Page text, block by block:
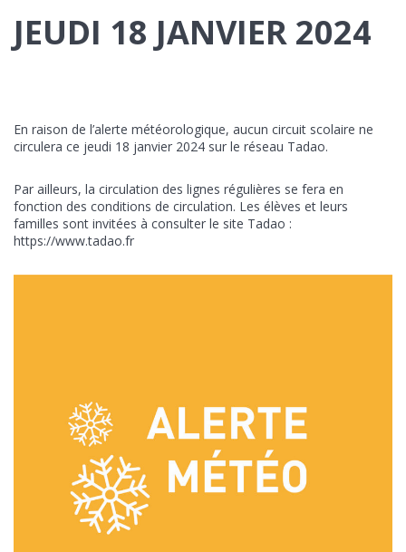
JEUDI 18 JANVIER 2024
En raison de l’alerte météorologique, aucun circuit scolaire ne
circulera ce jeudi 18 janvier 2024 sur le réseau Tadao.
Par ailleurs, la circulation des lignes régulières se fera en
fonction des conditions de circulation. Les élèves et leurs
familles sont invitées à consulter le site Tadao :
https://www.tadao.fr